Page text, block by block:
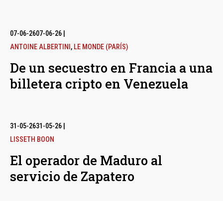
07-06-2607-06-26
ANTOINE ALBERTINI , LE MONDE (PARÍS)
De un secuestro en Francia a una
billetera cripto en Venezuela
31-05-2631-05-26
LISSETH BOON
El operador de Maduro al
servicio de Zapatero